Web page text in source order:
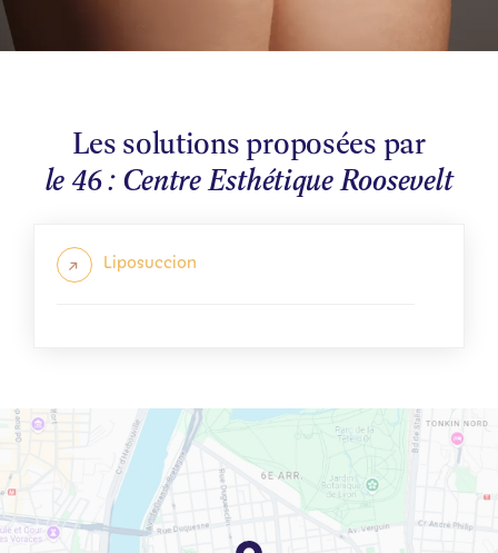
Les solutions proposées par
le 46 : Centre Esthétique Roosevelt
Liposuccion